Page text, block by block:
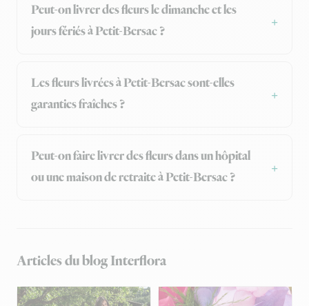
Peut-on livrer des fleurs le dimanche et les
jours fériés à Petit-Bersac ?
Les fleurs livrées à Petit-Bersac sont-elles
garanties fraîches ?
Peut-on faire livrer des fleurs dans un hôpital
ou une maison de retraite à Petit-Bersac ?
Articles du blog Interflora